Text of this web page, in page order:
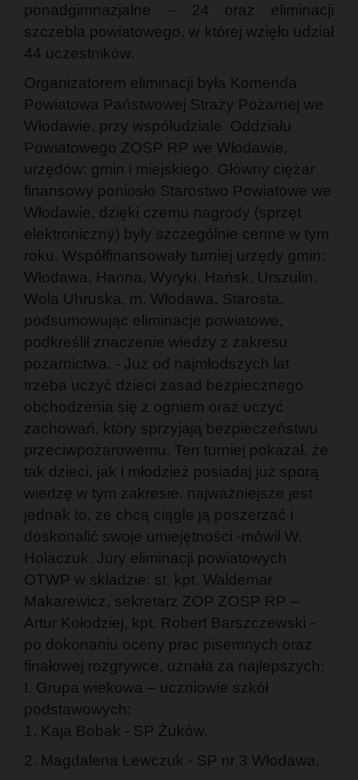
ponadgimnazjalne – 24 oraz eliminacji
szczebla powiatowego, w której wzięło udział
44 uczestników.
Organizatorem eliminacji była Komenda
Powiatowa Państwowej Straży Pożarnej we
Włodawie, przy współudziale Oddziału
Powiatowego ZOSP RP we Włodawie,
urzędów: gmin i miejskiego. Główny ciężar
finansowy poniosło Starostwo Powiatowe we
Włodawie, dzięki czemu nagrody (sprzęt
elektroniczny) były szczególnie cenne w tym
roku. Współfinansowały turniej urzędy gmin:
Włodawa, Hanna, Wyryki, Hańsk, Urszulin,
Wola Uhruska, m. Włodawa. Starosta,
podsumowując eliminacje powiatowe,
podkreślił znaczenie wiedzy z zakresu
pożarnictwa. - Już od najmłodszych lat
trzeba uczyć dzieci zasad bezpiecznego
obchodzenia się z ogniem oraz uczyć
zachowań, który sprzyjają bezpieczeństwu
przeciwpożarowemu. Ten turniej pokazał, że
tak dzieci, jak i młodzież posiadaj już sporą
wiedzę w tym zakresie. najważniejsze jest
jednak to, że chcą ciągle ją poszerzać i
doskonalić swoje umiejętności -mówił W.
Holaczuk. Jury eliminacji powiatowych
OTWP w składzie: st. kpt. Waldemar
Makarewicz, sekretarz ZOP ZOSP RP –
Artur Kołodziej, kpt. Robert Barszczewski -
po dokonaniu oceny prac pisemnych oraz
finałowej rozgrywce, uznała za najlepszych:
I. Grupa wiekowa – uczniowie szkół
podstawowych:
1. Kaja Bobak - SP Żuków,
2. Magdalena Lewczuk - SP nr 3 Włodawa,